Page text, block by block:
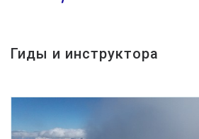
Гиды и инструктора